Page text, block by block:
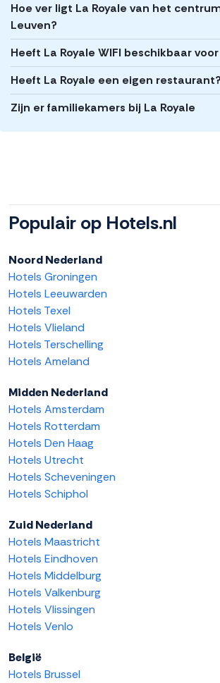
Hoe ver ligt La Royale van het
Leuven?
Heeft La Royale WIFI beschikbaar
Heeft La Royale een eigen restaurant?
Zijn er familiekamers bij La Royale
Populair op Hotels.nl
Noord Nederland
Hotels Groningen
Hotels Leeuwarden
Hotels Texel
Hotels Vlieland
Hotels Terschelling
Hotels Ameland
Midden Nederland
Hotels Amsterdam
Hotels Rotterdam
Hotels Den Haag
Hotels Utrecht
Hotels Scheveningen
Hotels Schiphol
Zuid Nederland
Hotels Maastricht
Hotels Eindhoven
Hotels Middelburg
Hotels Valkenburg
Hotels Vlissingen
Hotels Venlo
België
Hotels Brussel